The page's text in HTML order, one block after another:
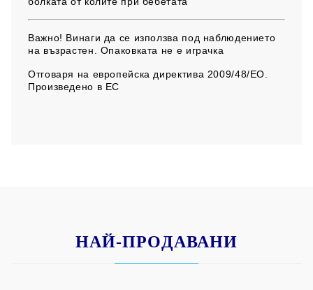
Важно! Винаги да се използва под наблюдението
на възрастен. ​Опаковката не е играчка
Отговаря на европейска директива 2009/48/EO.
Произведено в ЕС
НАЙ-ПРОДАВАНИ